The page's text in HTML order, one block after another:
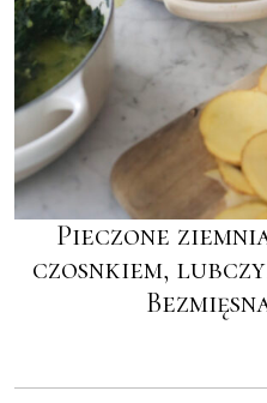
Pieczone
czosnkiem,